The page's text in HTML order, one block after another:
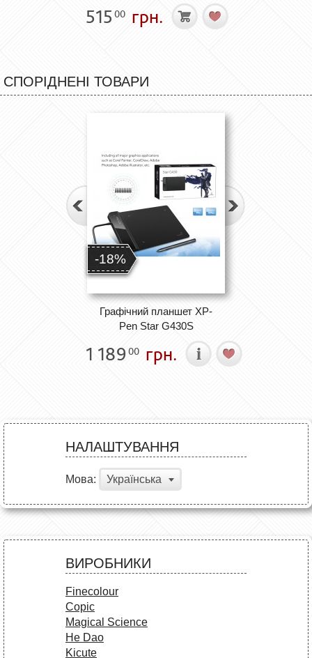
515 00 грн.
СПОРІДНЕНІ ТОВАРИ
-18%
Графічний планшет XP-
Pen Star G430S
1 189 00 грн.
НАЛАШТУВАННЯ
Мова: Українська
ВИРОБНИКИ
Finecolour
Copic
Magical Science
He Dao
Kicute